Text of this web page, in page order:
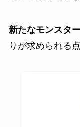
新たなモンスタ
りが求められる